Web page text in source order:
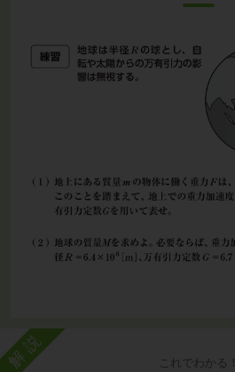
解説 これでわかる！